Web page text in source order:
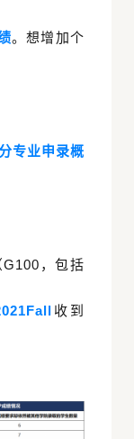
。想增加个
专业申录概
，包括
收到